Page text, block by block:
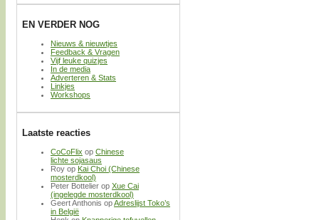
EN VERDER NOG
Nieuws & nieuwtjes
Feedback & Vragen
Vijf leuke quizjes
In de media
Adverteren & Stats
Linkjes
Workshops
Laatste reacties
CoCoFlix op Chinese
lichte sojasaus
Roy op Kai Choi (Chinese
mosterdkool)
Peter Bottelier op Xue Cai
(ingelegde mosterdkool)
Geert Anthonis opAdreslijst Toko’s
in België